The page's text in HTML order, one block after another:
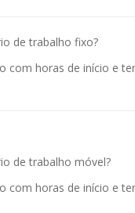
de trabalho fixo?
com horas de início e
de trabalho móvel?
com horas de início e